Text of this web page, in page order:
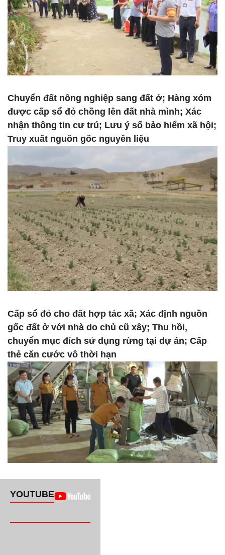
Chuyển đất nông nghiệp sang đất ở; Hàng xóm
được cấp sổ đỏ chồng lên đất nhà mình; Xác
nhận thông tin cư trú; Lưu ý sổ bảo hiểm xã hội;
Truy xuất nguồn gốc nguyên liệu
Cấp sổ đỏ cho đất hợp tác xã; Xác định nguồn
gốc đất ở với nhà do chủ cũ xây; Thu hồi,
chuyển mục đích sử dụng rừng tại dự án; Cấp
thẻ căn cước vô thời hạn
YOUTUBE